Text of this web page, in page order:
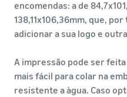
encomendas: a de
138,11x106,36mm, que,
adicionar a sua logo e
A impressão pode ser
mais fácil para colar na
resistente a àgua. Caso